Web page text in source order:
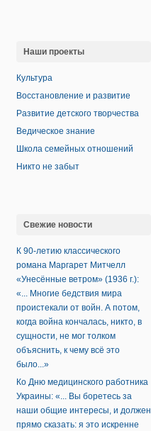
Наши проекты
Культура
Восстановление и развитие
Развитие детского творчества
Ведическое знание
Школа семейных отношений
Никто не забыт
Свежие новости
К 90-летию классического
романа Маргарет Митчелл
«Унесённые ветром» (1936 г.):
«... Многие бедствия мира
проистекали от войн. А потом,
когда война кончалась, никто, в
сущности, не мог толком
объяснить, к чему всё это
было...»
Ко Дню медицинского работника
Украины: «... Вы боретесь за
наши общие интересы, и должен
прямо сказать: я это искренне